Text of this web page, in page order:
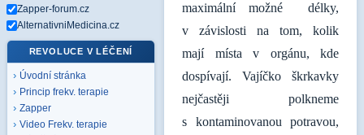
Zapper-forum.cz
AlternativniMedicina.cz
REVOLUCE V LÉČENÍ
Úvodní stránka
Princip frekv. terapie
Zapper
Video Frekv. terapie
maximální možné délky,
v závislosti na tom, kolik
mají místa v orgánu, kde
dospívají. Vajíčko škrkavky
nejčastěji polkneme
s kontaminovanou potravou,